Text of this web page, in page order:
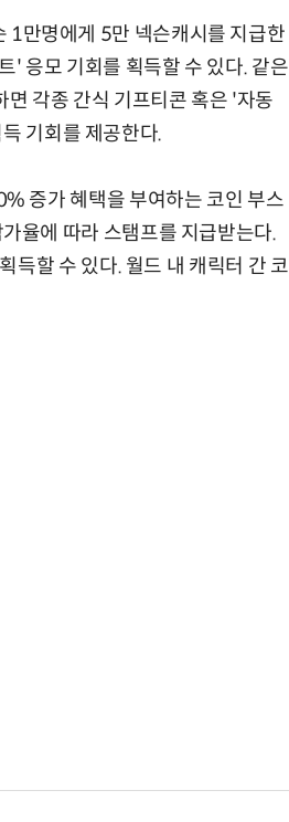
1만명에게 5만 넥슨캐시를 지급한
' 응모 기회를 획득할 수 있다. 같은
각종 간식 기프티콘 혹은 '자동
기회를 제공한다.
증가 혜택을 부여하는 코인 부스
율에 따라 스탬프를 지급받는다.
득할 수 있다. 월드 내 캐릭터 간 코